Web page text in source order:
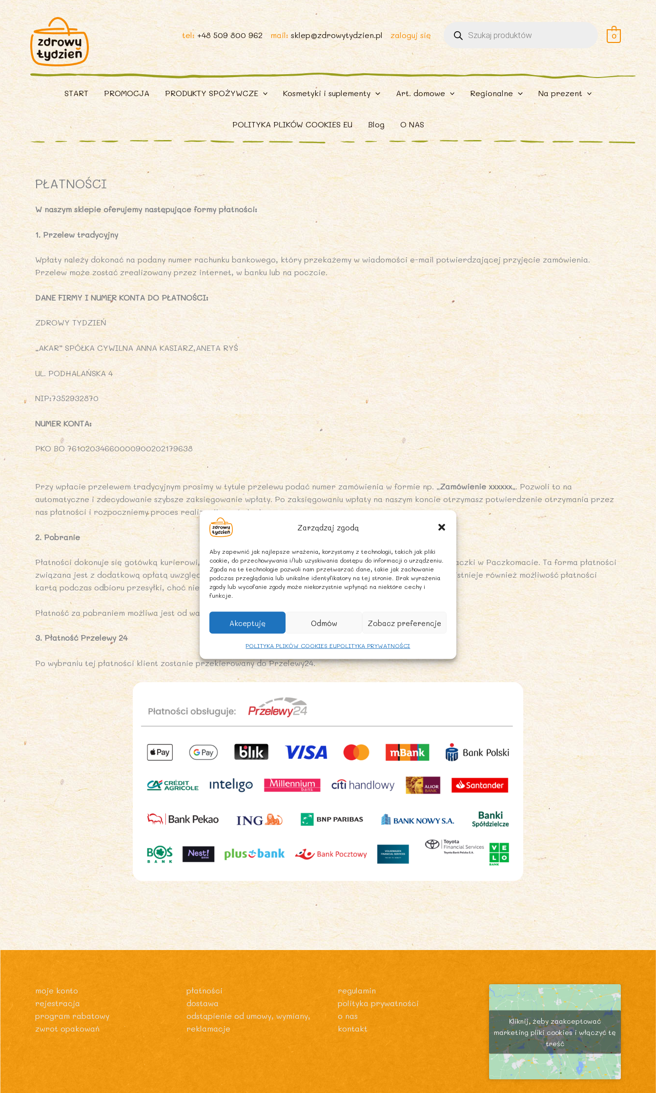
Zarządzaj zgodą
Aby zapewnić jak najlepsze wrażenia, korzystamy z technologii, takich jak pliki
cookie, do przechowywania i/lub uzyskiwania dostępu do informacji o urządzeniu.
Zgoda na te technologie pozwoli nam przetwarzać dane, takie jak zachowanie
podczas przeglądania lub unikalne identyfikatory na tej stronie. Brak wyrażenia
zgody lub wycofanie zgody może niekorzystnie wpłynąć na niektóre cechy i
funkcje.
Akceptuję Odmów Zobacz preferencje
POLITYKA PLIKÓW COOKIES EUPOLITYKA PRYWATNOŚCI
tel: +48 509 800 962 mail: sklep@zdrowytydzien.pl zaloguj się
Wyszukiwarka
produktów 0
START PROMOCJA PRODUKTY SPOŻYWCZE Kosmetyki i suplementy Art. domowe Regionalne Na prezent
POLITYKA PLIKÓW COOKIES EU Blog O NAS
PŁATNOŚCI
W naszym sklepie oferujemy następujące formy płatności:
1. Przelew tradycyjny
Wpłaty należy dokonać na podany numer rachunku bankowego, który przekażemy w wiadomości e-mail potwierdzającej przyjęcie zamówienia.
Przelew może zostać zrealizowany przez internet, w banku lub na poczcie.
DANE FIRMY I NUMER KONTA DO PŁATNOŚCI:
ZDROWY TYDZIEŃ
„AKAR” SPÓŁKA CYWILNA ANNA KASIARZ,ANETA RYŚ
UL. PODHALAŃSKA 4
NIP:7352932870
NUMER KONTA:
PKO BO 76102034660000900202179638
Przy wpłacie przelewem tradycyjnym prosimy w tytule przelewu podać numer zamówienia w formie np. „Zamówienie xxxxxx„. Pozwoli to na
automatyczne i zdecydowanie szybsze zaksięgowanie wpłaty. Po zaksięgowaniu wpłaty na naszym koncie otrzymasz potwierdzenie otrzymania przez
nas płatności i rozpoczniemy proces realizacji zamówienia.
2. Pobranie
Płatności dokonuje się gotówką kurierowi, przy odbiorze paczki lub kartą płatniczą w przypadku odbioru paczki w Paczkomacie. Ta forma płatności
związana jest z dodatkową opłatą uwzględnioną na koszyku podczas zamówienia. W przypadku kuriera DPD istnieje również możliwość płatności
kartą podczas odbioru przesyłki, choć nie wszyscy kurierzy mają ze sobą terminal.
Płatność za pobraniem możliwa jest od wartości produktów w koszyku przekraczających wartość 50zł.
3. Płatność Przelewy 24
Po wybraniu tej płatności klient zostanie przekierowany do Przelewy24.
moje konto
rejestracja
program rabatowy
zwrot opakowań
płatności
dostawa
odstąpienie od umowy, wymiany,
reklamacje
regulamin
polityka prywatności
o nas
kontakt
Kliknij, żeby zaakceptować
marketing pliki cookies i włączyć tę
treść